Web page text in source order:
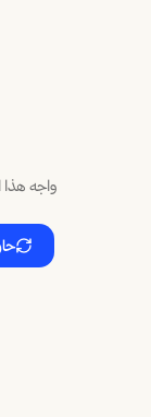
واجه هذا